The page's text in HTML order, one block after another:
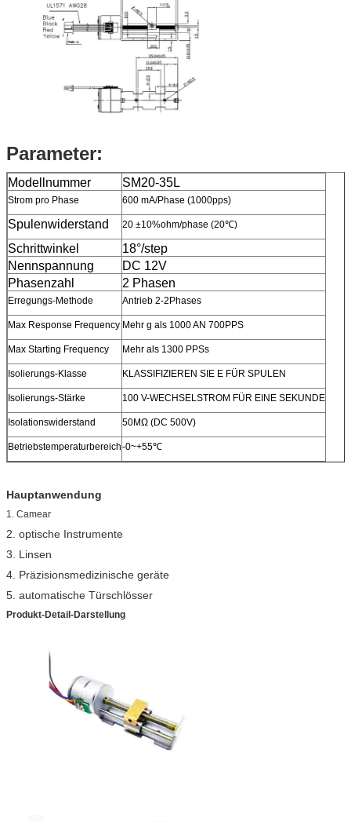
Parameter:
Modellnummer SM20-35L
Strom pro Phase 600 mA/Phase (1000pps)
Spulenwiderstand 20 ±10%ohm/phase (20℃)
Schrittwinkel
18°/step
Nennspannung
DC 12V
Phasenzahl
2 Phasen
Erregungs-Methode Antrieb 2-2Phases
Max Response Frequency Mehr g als 1000 AN 700PPS
Max Starting Frequency Mehr als 1300 PPSs
Isolierungs-Klasse KLASSIFIZIEREN SIE E FÜR SPULEN
Isolierungs-Stärke 100 V-WECHSELSTROM FÜR EINE SEKUNDE
Isolationswiderstand 50MΩ (DC 500V)
Betriebstemperaturbereich-0~+55℃
Hauptanwendung
1. Camear
2. optische Instrumente
3. Linsen
4. Präzisionsmedizinische geräte
5. automatische Türschlösser
Produkt-Detail-Darstellung